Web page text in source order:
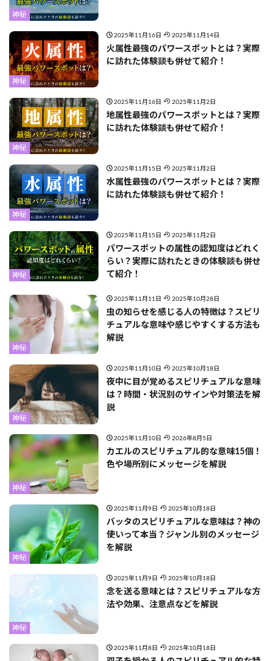
神秘
神秘
2025年11月16日 2025年11月14日
火属性最強のパワースポットとは？実際
に訪れた体験談も併せて紹介！
神秘
2025年11月16日 2025年11月2日
地属性最強のパワースポットとは？実際
に訪れた体験談も併せて紹介！
神秘
2025年11月15日 2025年11月2日
水属性最強のパワースポットとは？実際
に訪れた体験談も併せて紹介！
神秘
2025年11月15日 2025年11月2日
パワースポットの属性の認知度はどれく
らい？実際に訪れたときの体験談も併せ
て紹介！
神秘
2025年11月11日 2025年10月28日
虫の知らせを感じる人の特徴は？スピリ
チュアルな意味や感じやすくする方法も
解説
神秘
2025年11月10日 2025年10月18日
夜中に目が覚めるスピリチュアルな意味
は？時間・状況別のサインや対策法を解
説
神秘
2025年11月10日 2026年8月5日
カエルのスピリチュアル的な意味15個！
色や場所別にメッセージを解説
神秘
2025年11月9日 2025年10月18日
バッタのスピリチュアルな意味は？神の
使いって本当？ジャンル別のメッセージ
を解説
神秘
2025年11月9日 2025年10月18日
念を送る意味とは？スピリチュアルな方
法や効果、注意点などを解説
2025年11月8日 2025年10月18日